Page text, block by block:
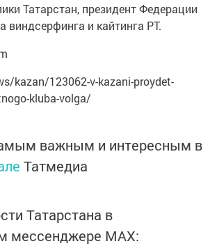
Татарстан, президент Федерации
виндсерфинга и кайтинга РТ.
kazan/123062-v-kazani-proydet-
kluba-volga/
важным и интересным в
Татмедиа
Татарстана в
мессенджере MАХ: